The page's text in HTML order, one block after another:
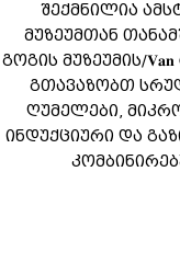
შექმნილია
მუზეუმთან
გოგის მუზეუმის/
გთავაზობთ
ღუმელები,
ინდუქციური და